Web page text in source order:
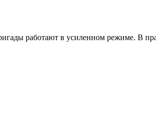
работают в усиленном режиме. В